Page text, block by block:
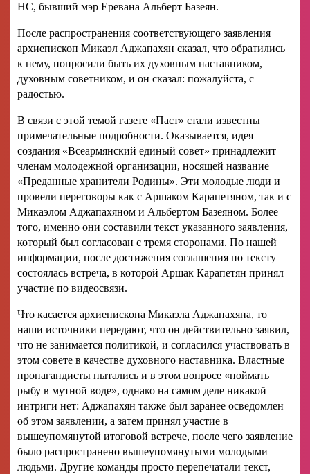
НС, бывший мэр Еревана Альберт Базеян.
После распространения соответствующего заявления
архиепископ Микаэл Аджапахян сказал, что обратились
к нему, попросили быть их духовным наставником,
духовным советником, и он сказал: пожалуйста, с
радостью.
В связи с этой темой газете «Паст» стали известны
примечательные подробности. Оказывается, идея
создания «Всеармянский единый совет» принадлежит
членам молодежной организации, носящей название
«Преданные хранители Родины». Эти молодые люди и
провели переговоры как с Аршаком Карапетяном, так и с
Микаэлом Аджапахяном и Альбертом Базеяном. Более
того, именно они составили текст указанного заявления,
который был согласован с тремя сторонами. По нашей
информации, после достижения соглашения по тексту
состоялась встреча, в которой Аршак Карапетян принял
участие по видеосвязи.
Что касается архиепископа Микаэла Аджапахяна, то
наши источники передают, что он действительно заявил,
что не занимается политикой, и согласился участвовать в
этом совете в качестве духовного наставника. Властные
пропагандисты пытались и в этом вопросе «поймать
рыбу в мутной воде», однако на самом деле никакой
интриги нет: Аджапахян также был заранее осведомлен
об этом заявлении, а затем принял участие в
вышеупомянутой итоговой встрече, после чего заявление
было распространено вышеупомянутыми молодыми
людьми. Другие команды просто перепечатали текст,